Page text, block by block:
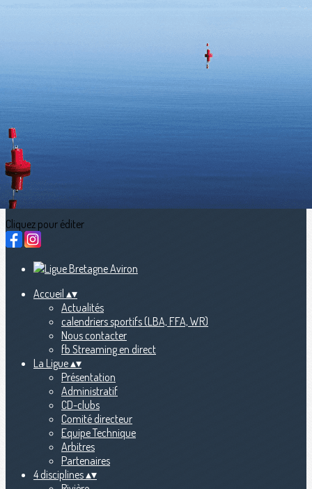
Exporter uniquement les colonnes affichées
Actualités
Ajoutez un logo, un bouton, des réseaux sociaux
Cliquez pour éditer
Accueil ▴▾
Actualités
calendriers sportifs (LBA, FFA, WR)
Nous contacter
fb Streaming en direct
La Ligue▴▾
Présentation
Administratif
CD-clubs
Comité directeur
Equipe Technique
Arbitres
Partenaires
4 disciplines▴▾